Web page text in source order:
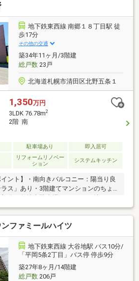
地下鉄東西線 南郷１８丁目駅 徒
歩17分
その他の交通
築34年11ヶ月/3階建
総戸数23戸
北海道札幌市清田区北野五条１
1,350万円
3LDK 76.78m2
2階 南
駐車場あり 即入居可
リフォームリノベー
ション
システムキッチン
イント】・南向きバルコニー：陽当り良
ス」あり・3階建てマンションのちょ
ランクルーム・駐輪場：あり・来客駐
湯・暖房：ＬＰＧ・地下鉄東西線「南
まで徒歩約１７分【リフォーム内
台・トイレ・浴室・キッチン・フロー
シ新品※エレベーター：なしエレベータ
そ、毎日がちょっとしたワークアウ
一歩が、将来の健康への貯金に
ファミールハイツ
地下鉄東西線 大谷地駅 バス10分/
「平岡5条2丁目」バス停 停歩9分
築27年8ヶ月/14階建
総戸数206戸